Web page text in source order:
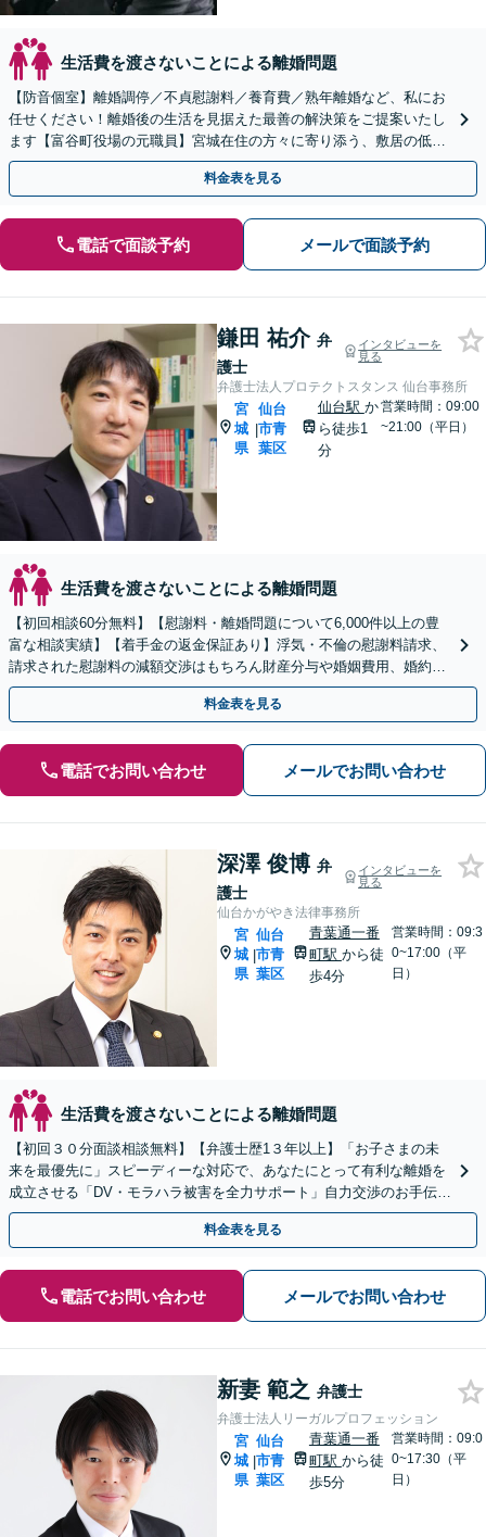
生活費を渡さないことによる離婚問題
【防音個室】離婚調停／不貞慰謝料／養育費／熟年離婚など、私にお
任せください！離婚後の生活を見据えた最善の解決策をご提案いたし
ます【富谷町役場の元職員】宮城在住の方々に寄り添う、敷居の低い
事務所です【LINE・メール予約可】
料金表を見る
電話で面談予約 メールで面談予約
鎌田 祐介 弁
護士
インタビューを
見る
弁護士法人プロテクトスタンス 仙台事務所
宮
城
県
|
仙台
市青
葉区
仙台駅 か
ら徒歩1
分
営業時間：09:00
~21:00（平日）
生活費を渡さないことによる離婚問題
【初回相談60分無料】【慰謝料・離婚問題について6,000件以上の豊
富な相談実績】【着手金の返金保証あり】浮気・不倫の慰謝料請求、
請求された慰謝料の減額交渉はもちろん財産分与や婚姻費用、婚約破
棄など様々な離婚・男女問題の解決実績が豊富です。
料金表を見る
電話でお問い合わせ メールでお問い合わせ
深澤 俊博 弁
護士
インタビューを
見る
仙台かがやき法律事務所
宮
城
県
|
仙台
市青
葉区
青葉通一番
町駅 から徒
歩4分
営業時間：09:3
0~17:00（平
日）
生活費を渡さないことによる離婚問題
【初回３０分面談相談無料】【弁護士歴1３年以上】「お子さまの未
来を最優先に」スピーディーな対応で、あなたにとって有利な離婚を
成立させる「DV・モラハラ被害を全力サポート」自力交渉のお手伝い
をするバックアッププラン
料金表を見る
電話でお問い合わせ メールでお問い合わせ
新妻 範之 弁護士
弁護士法人リーガルプロフェッション
宮
城
県
|
仙台
市青
葉区
青葉通一番
町駅 から徒
歩5分
営業時間：09:0
0~17:30（平
日）